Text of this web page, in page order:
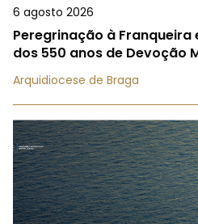
6 agosto 2026
Peregrinação à Franqueira
dos 550 anos de Devoção
Arquidiocese de Braga